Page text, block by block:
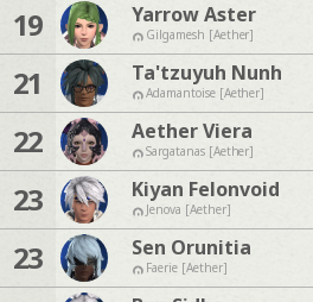
19 Yarrow Aster
Gilgamesh [Aether]
21 Ta'tzuyuh Nunh
Adamantoise [Aether]
22 Aether Viera
Sargatanas [Aether]
23 Kiyan Felonvoid
Jenova [Aether]
23 Sen Orunitia
Faerie [Aether]